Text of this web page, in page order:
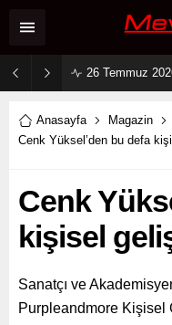
Anasayfa
Magazin
Cenk Yüksel’den bu defa
Cenk
kişisel
Sanatçı ve
Purpleandmore Kişisel